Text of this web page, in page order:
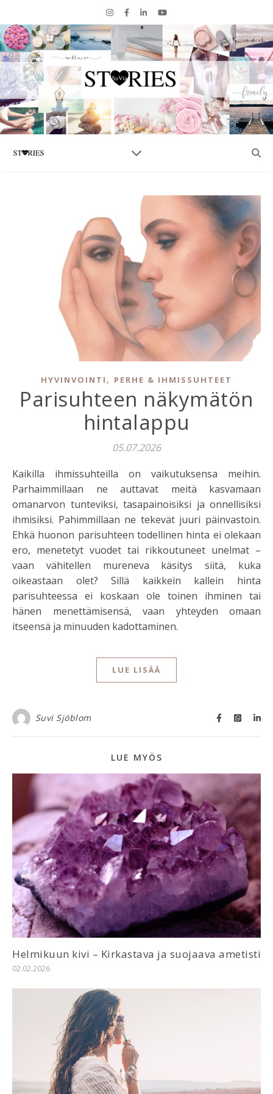
HYVINVOINTI , PERHE & IHMISSUHTEET
Parisuhteen näkymätön
hintalappu
05.07.2026
Kaikilla ihmissuhteilla on vaikutuksensa meihin.
Parhaimmillaan ne auttavat meitä kasvamaan
omanarvon tunteviksi, tasapainoisiksi ja onnellisiksi
ihmisiksi. Pahimmillaan ne tekevät juuri päinvastoin.
Ehkä huonon parisuhteen todellinen hinta ei olekaan
ero, menetetyt vuodet tai rikkoutuneet unelmat –
vaan vähitellen mureneva käsitys siitä, kuka
oikeastaan olet? Sillä kaikkein kallein hinta
parisuhteessa ei koskaan ole toinen ihminen tai
hänen menettämisensä, vaan yhteyden omaan
itseensä ja minuuden kadottaminen.
LUE LISÄÄ
Suvi Sjöblom
LUE MYÖS
Helmikuun kivi – Kirkastava ja suojaava ametisti
02.02.2026